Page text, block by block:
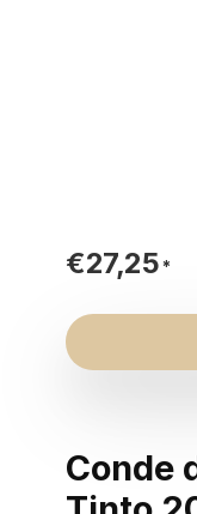
Conde
€27,25